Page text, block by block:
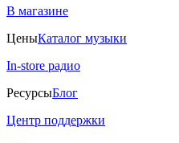
В магазине
ЦеныКаталог музыки
In-store радио
РесурсыБлог
Центр поддержки